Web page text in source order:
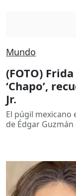
Mundo
(FOTO)
‘Chapo’,
Jr.
El púgil mexicano
de Édgar Guzmán